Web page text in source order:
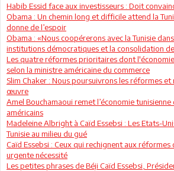
Habib Essid face aux investisseurs : Doit
Obama : Un chemin long et difficile attend la
donne de l’espoir
Obama : «Nous coopérerons avec la Tunisie
institutions démocratiques et la consolidation
Les quatre réformes prioritaires dont
selon la ministre américaine du commerce
Slim Chaker : Nous poursuivrons les réformes et
œuvre
Amel Bouchamaoui remet l’économie tunisienne
américains
Madeleine Albright à Caïd Essebsi : Les Etats-
Tunisie au milieu du gué
Caïd Essebsi : Ceux qui rechignent aux
urgente nécessité
Les petites phrases de Béji Caïd Essebsi,